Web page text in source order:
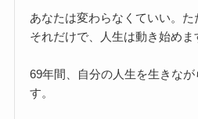
あなたは変わらなくていい。た
それだけで、人生は動き始めま
69年間、自分の人生を生きな
す。